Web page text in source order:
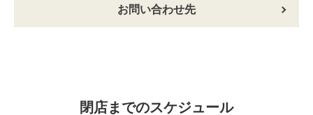
お問い合わせ先
閉店までのスケジュール